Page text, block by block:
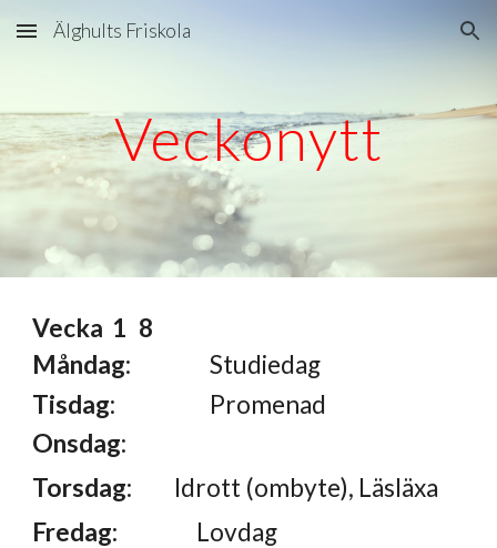
Skip to main content Skip to navigation
Älghults Friskola
Veckonytt
Vecka 1 8
Måndag:
Studiedag
Tisdag:
Promenad
Onsdag:
Torsdag: Idrott (ombyte), Läsläxa
Fredag:
Lovdag